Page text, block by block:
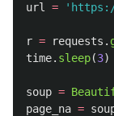
url = '
r = requests .
time. sleep(3)
soup =
page_na =